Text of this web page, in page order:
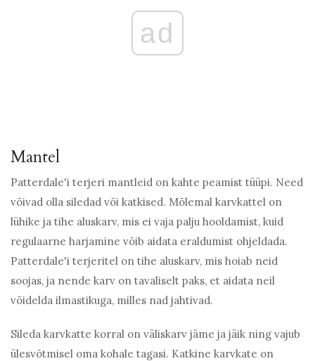
ad
Mantel
Patterdale'i terjeri mantleid on kahte peamist tüüpi. Need
võivad olla siledad või katkised. Mõlemal karvkattel on
lühike ja tihe aluskarv, mis ei vaja palju hooldamist, kuid
regulaarne harjamine võib aidata eraldumist ohjeldada.
Patterdale'i terjeritel on tihe aluskarv, mis hoiab neid
soojas, ja nende karv on tavaliselt paks, et aidata neil
võidelda ilmastikuga, milles nad jahtivad.
Sileda karvkatte korral on väliskarv jäme ja jäik ning vajub
ülesvõtmisel oma kohale tagasi. Katkine karvkate on